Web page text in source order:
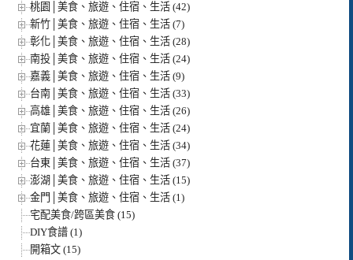
桃園│美食、旅遊、住宿、生活 (42)
新竹│美食、旅遊、住宿、生活 (7)
彰化│美食、旅遊、住宿、生活 (28)
南投│美食、旅遊、住宿、生活 (24)
嘉義│美食、旅遊、住宿、生活 (9)
台南│美食、旅遊、住宿、生活 (33)
高雄│美食、旅遊、住宿、生活 (26)
宜蘭│美食、旅遊、住宿、生活 (24)
花蓮│美食、旅遊、住宿、生活 (34)
台東│美食、旅遊、住宿、生活 (37)
澎湖│美食、旅遊、住宿、生活 (15)
金門│美食、旅遊、住宿、生活 (1)
宅配美食/跨區美食 (15)
DIY食譜 (1)
開箱文 (15)